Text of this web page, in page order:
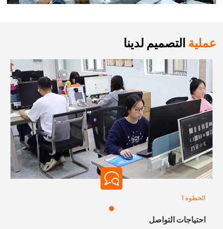
عملية التصميم لدينا
الخطوة 1
احتياجات التواصل